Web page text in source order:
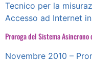
Tecnico per la
Accesso ad Internet
Proroga del Sistema
Novembre 2010 –